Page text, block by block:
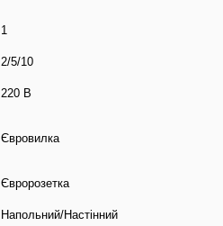
1
2/5/10
220 В
Євровилка
Євророзетка
Напольний/Настінний